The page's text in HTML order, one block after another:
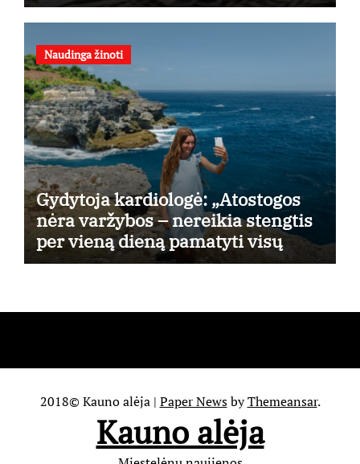
Naudinga žinoti
Gydytoja kardiologė: „Atostogos
nėra varžybos – nereikia stengtis
per vieną dieną pamatyti visų
lankytinų vietų“
2018© Kauno alėja | Paper NewsbyThemeansar.
Kauno alėja